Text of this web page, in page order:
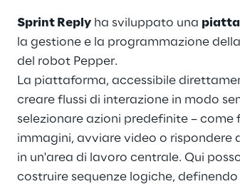
Sprint Reply ha sviluppato una
la gestione e la programmazione
del robot Pepper.
La piattaforma, accessibile
creare flussi di interazione in modo
selezionare azioni predefinite –
immagini, avviare video o rispondere
in un'area di lavoro centrale. Qui
costruire sequenze logiche, definendo